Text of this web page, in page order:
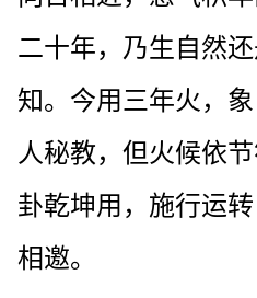
二十年，乃生自然
知。今用三年火，
人秘教，但火候依
卦乾坤用，施行运
相邀。